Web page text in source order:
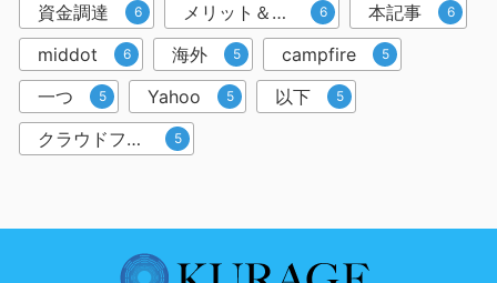
資金調達 6 メリット＆デメリット 6 本記事 6
middot 6 海外 5 campfire 5
一つ 5 Yahoo 5 以下 5
クラウドファンディングサービス 5